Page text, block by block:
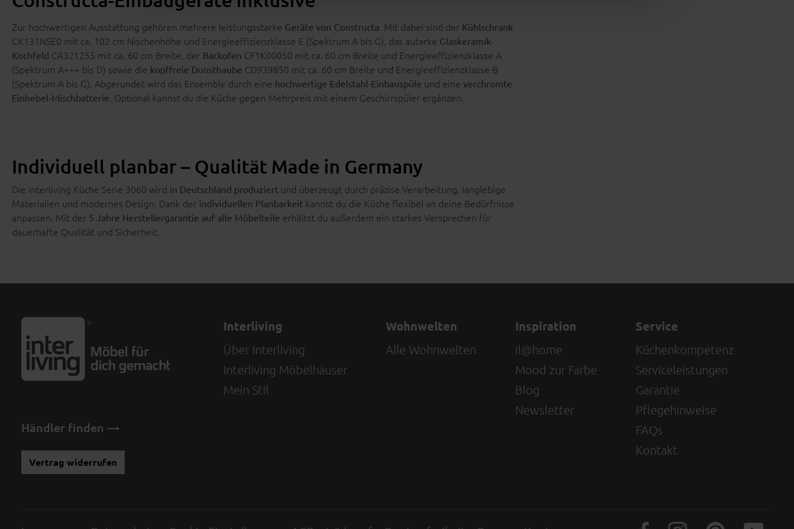
Zur hochwertigen Ausstattung gehören mehrere leistungsstarke Geräte von Constructa. Mit dabei sind der Kühlschrank
CK131NSE0 mit ca. 102 cm Nischenhöhe und Energieeffizienzklasse E (Spektrum A bis G), das autarke Glaskeramik-
Kochfeld CA321255 mit ca. 60 cm Breite, der Backofen CF1K00050 mit ca. 60 cm Breite und Energieeffizienzklasse A
(Spektrum A+++ bis D) sowie die kopffreie Dunsthaube CD939850 mit ca. 60 cm Breite und Energieeffizienzklasse B
(Spektrum A bis G). Abgerundet wird das Ensemble durch eine hochwertige Edelstahl-Einbauspüle und eine verchromte
Einhebel-Mischbatterie. Optional kannst du die Küche gegen Mehrpreis mit einem Geschirrspüler ergänzen.
Individuell planbar – Qualität Made in Germany
Die Interliving Küche Serie 3060 wird in Deutschland produziert und überzeugt durch präzise Verarbeitung, langlebige
Materialien und modernes Design. Dank der individuellen Planbarkeit kannst du die Küche flexibel an deine Bedürfnisse
anpassen. Mit der 5 Jahre Herstellergarantie auf alle Möbelteile erhältst du außerdem ein starkes Versprechen für
dauerhafte Qualität und Sicherheit.
Händler finden
Vertrag widerrufen
Interliving
Über Interliving
Interliving Möbelhäuser
Mein Stil
Wohnwelten
Alle Wohnwelten
Inspiration
il@home
Mood zur Farbe
Blog
Newsletter
Service
Küchenkompetenz
Serviceleistungen
Garantie
Pflegehinweise
FAQs
Kontakt